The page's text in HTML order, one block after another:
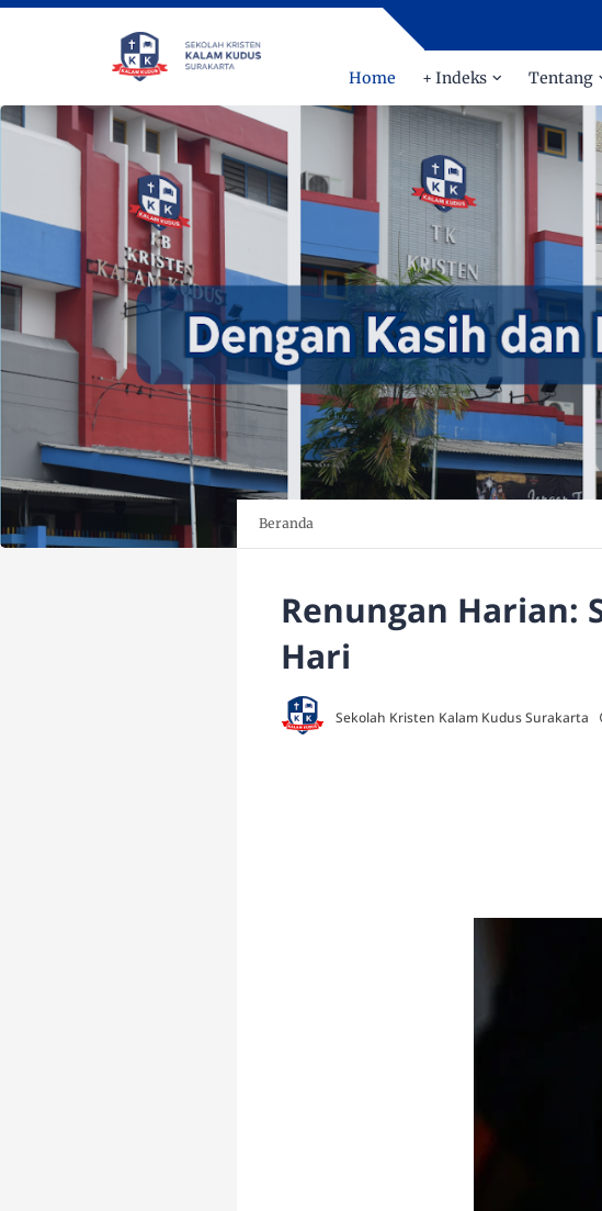
Home + Indeks Tentang
Beranda
Renungan Harian:
Hari
Sekolah Kristen Kalam Kudus Surakarta